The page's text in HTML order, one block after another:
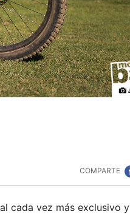
COMPARTE
cada vez más exclusivo y